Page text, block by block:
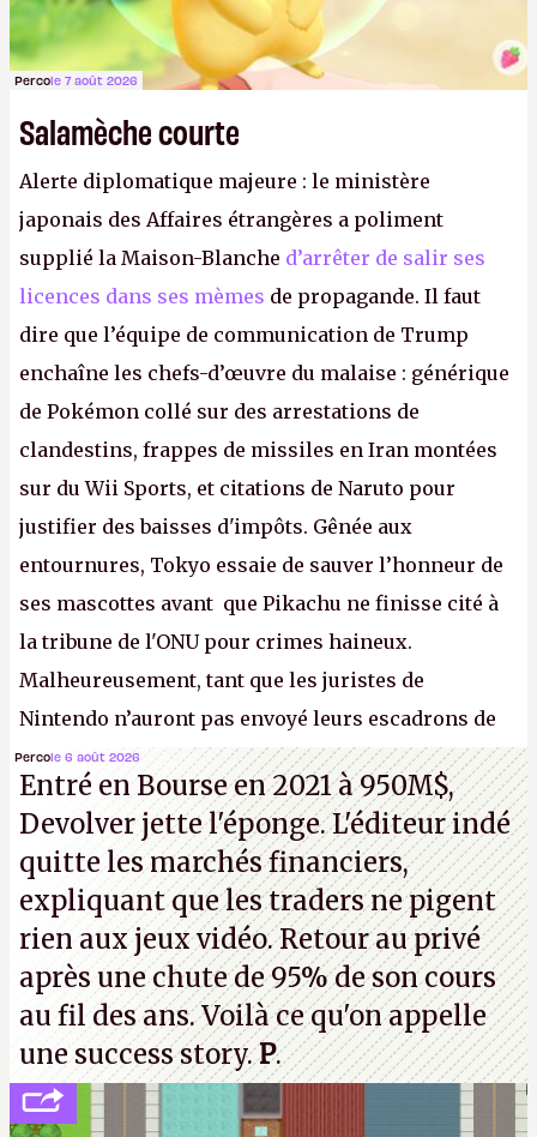
Percole 7 août 2026
Salamèche courte
Alerte diplomatique majeure : le ministère
japonais des Affaires étrangères a poliment
supplié la Maison-Blanche d’arrêter de salir ses
licences dans ses mèmes de propagande. Il faut
dire que l’équipe de communication de Trump
enchaîne les chefs-d’œuvre du malaise : générique
de Pokémon collé sur des arrestations de
clandestins, frappes de missiles en Iran montées
sur du Wii Sports, et citations de Naruto pour
justifier des baisses d'impôts. Gênée aux
entournures, Tokyo essaie de sauver l’honneur de
ses mascottes avant que Pikachu ne finisse cité à
la tribune de l'ONU pour crimes haineux.
Malheureusement, tant que les juristes de
Nintendo n’auront pas envoyé leurs escadrons de
la mort judiciaires pour distribuer du copyright
strike à tour de bras, l'Oncle Sam continuera
d'étaler sa confiture intellectuelle sur vos
souvenirs d'enfance.P.
Percole 6 août 2026
Entré en Bourse en 2021 à 950M$,
Devolver jette l'éponge. L'éditeur indé
quitte les marchés financiers,
expliquant que les traders ne pigent
rien aux jeux vidéo. Retour au privé
après une chute de 95% de son cours
au fil des ans. Voilà ce qu'on appelle
une success story.P.